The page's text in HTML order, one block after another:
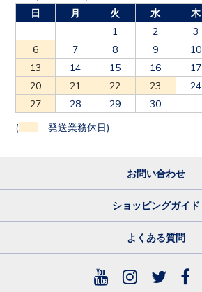
日
月 火 水 木
1
2 3
6
7 8 9 10
13
14 15 16 17
20
21 22 23 24
27
28 29 30
( 発送業務休日)
お問い合わせ
ショッピングガイド
よくある質問